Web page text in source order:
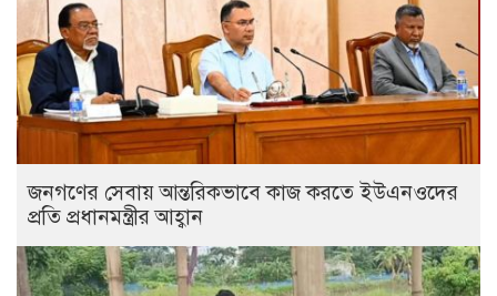
জনগণের সেবায় আন্তরিকভাবে কাজ করতে ইউএনওদের
প্রতি প্রধানমন্ত্রীর আহ্বান